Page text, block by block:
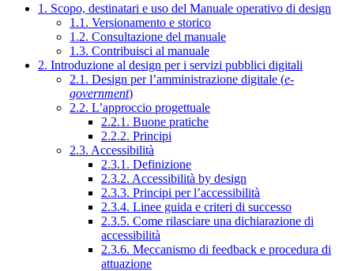
1. Scopo, destinatari e uso del Manuale operativo di design
1.1. Versionamento e storico
1.2. Consultazione del manuale
1.3. Contribuisci al manuale
2. Introduzione al design per i servizi pubblici digitali
2.1. Design per l’amministrazione digitale (e-
government)
2.2. L’approccio progettuale
2.2.1. Buone pratiche
2.2.2. Principi
2.3. Accessibilità
2.3.1. Definizione
2.3.2. Accessibilità by design
2.3.3. Principi per l’accessibilità
2.3.4. Linee guida e criteri di successo
2.3.5. Come rilasciare una dichiarazione di
accessibilità
2.3.6. Meccanismo di feedback e procedura di
attuazione